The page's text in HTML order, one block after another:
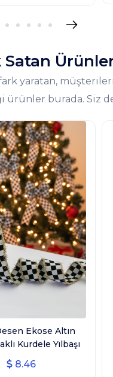
Satan
yaratan,
ürünler burada. Siz
Ekose Altın
Kurdele Yılbaşı
CM GENİŞLİK - 10
UZUNLUK)
8.46